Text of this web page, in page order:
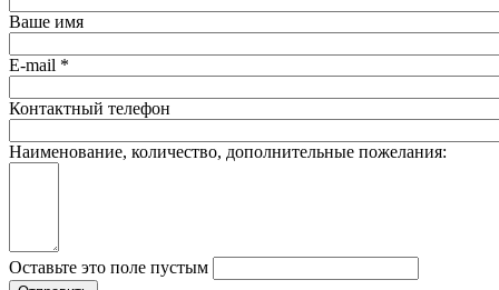
Ваше имя
E-mail *
Контактный телефон
Наименование, количество, дополнительные пожелания:
Оставьте это поле пустым